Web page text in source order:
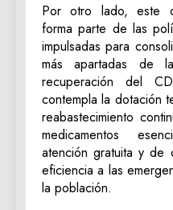
Por otro lado, este
forma parte de las
impulsadas para
más apartadas de
recuperación del
contempla la dotación
reabastecimiento
medicamentos
atención gratuita y de
eficiencia a las
la población.